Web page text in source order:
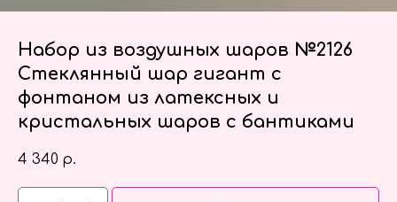
Набор из воздушных шаров №2126
Стеклянный шар гигант с
фонтаном из латексных и
кристальных шаров с бантиками
4 340 р.